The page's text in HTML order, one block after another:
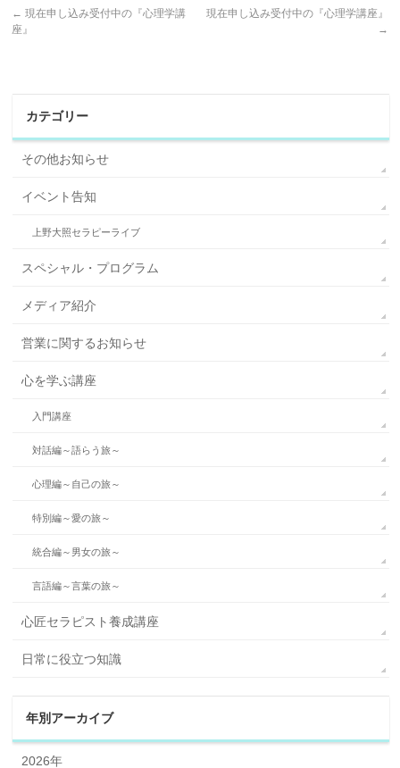
← 現在申し込み受付中の『心理学講
座』
現在申し込み受付中の『心理学講座』
→
カテゴリー
その他お知らせ
イベント告知
上野大照セラピーライブ
スペシャル・プログラム
メディア紹介
営業に関するお知らせ
心を学ぶ講座
入門講座
対話編～語らう旅～
心理編～自己の旅～
特別編～愛の旅～
統合編～男女の旅～
言語編～言葉の旅～
心匠セラピスト養成講座
日常に役立つ知識
年別アーカイブ
2026年